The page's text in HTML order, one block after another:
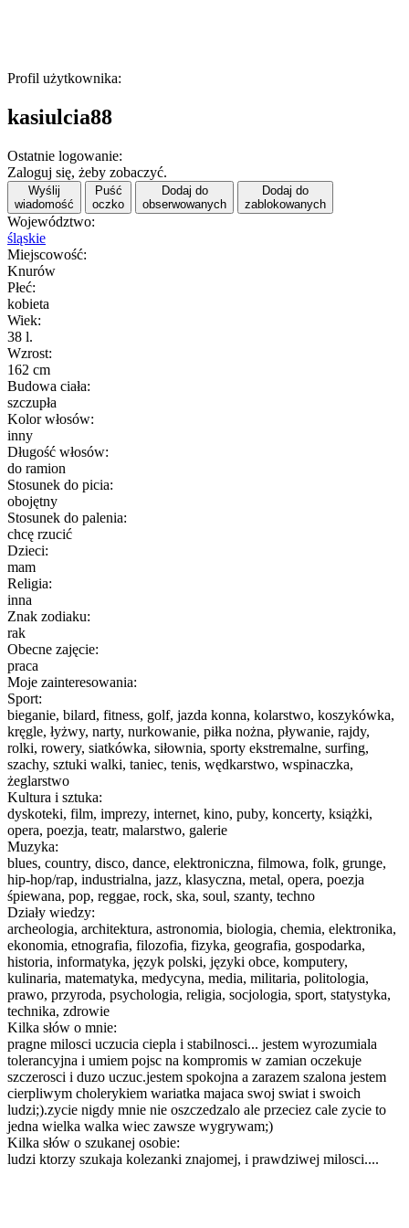
Profil użytkownika:
kasiulcia88
Ostatnie logowanie:
Zaloguj się, żeby zobaczyć.
Wyślij
wiadomość
Puść
oczko
Dodaj do
obserwowanych
Dodaj do
zablokowanych
Województwo:
śląskie
Miejscowość:
Knurów
Płeć:
kobieta
Wiek:
38 l.
Wzrost:
162 cm
Budowa ciała:
szczupła
Kolor włosów:
inny
Długość włosów:
do ramion
Stosunek do picia:
obojętny
Stosunek do palenia:
chcę rzucić
Dzieci:
mam
Religia:
inna
Znak zodiaku:
rak
Obecne zajęcie:
praca
Moje zainteresowania:
Sport:
bieganie, bilard, fitness, golf, jazda konna, kolarstwo, koszykówka,
kręgle, łyżwy, narty, nurkowanie, piłka nożna, pływanie, rajdy,
rolki, rowery, siatkówka, siłownia, sporty ekstremalne, surfing,
szachy, sztuki walki, taniec, tenis, wędkarstwo, wspinaczka,
żeglarstwo
Kultura i sztuka:
dyskoteki, film, imprezy, internet, kino, puby, koncerty, książki,
opera, poezja, teatr, malarstwo, galerie
Muzyka:
blues, country, disco, dance, elektroniczna, filmowa, folk, grunge,
hip-hop/rap, industrialna, jazz, klasyczna, metal, opera, poezja
śpiewana, pop, reggae, rock, ska, soul, szanty, techno
Działy wiedzy:
archeologia, architektura, astronomia, biologia, chemia, elektronika,
ekonomia, etnografia, filozofia, fizyka, geografia, gospodarka,
historia, informatyka, język polski, języki obce, komputery,
kulinaria, matematyka, medycyna, media, militaria, politologia,
prawo, przyroda, psychologia, religia, socjologia, sport, statystyka,
technika, zdrowie
Kilka słów o mnie:
pragne milosci uczucia ciepla i stabilnosci... jestem wyrozumiala
tolerancyjna i umiem pojsc na kompromis w zamian oczekuje
szczerosci i duzo uczuc.jestem spokojna a zarazem szalona jestem
cierpliwym cholerykiem wariatka majaca swoj swiat i swoich
ludzi;).zycie nigdy mnie nie oszczedzalo ale przeciez cale zycie to
jedna wielka walka wiec zawsze wygrywam;)
Kilka słów o szukanej osobie:
ludzi ktorzy szukaja kolezanki znajomej, i prawdziwej milosci....